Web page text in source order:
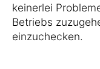
keinerlei
Betriebs
einzuchecken.